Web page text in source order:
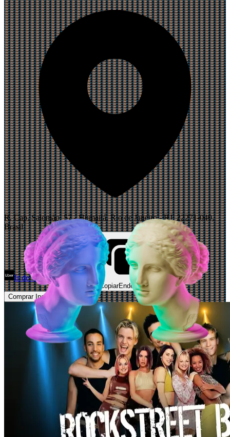
R. Cap. Salomão, 57 - Humaitá, Rio de Janeiro - RJ, 22271-040,
Brasil
Ir de Uber Abrir Maps
CopiarEndereço
Comprar Ingressos